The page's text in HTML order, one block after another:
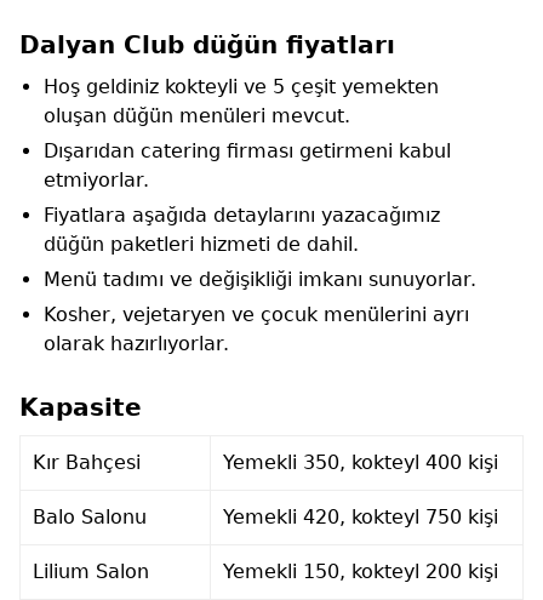
Dalyan Club düğün fiyatları
Hoş geldiniz kokteyli ve 5 çeşit yemekten
oluşan düğün menüleri mevcut.
Dışarıdan catering firması getirmeni kabul
etmiyorlar.
Fiyatlara aşağıda detaylarını yazacağımız
düğün paketleri hizmeti de dahil.
Menü tadımı ve değişikliği imkanı sunuyorlar.
Kosher, vejetaryen ve çocuk menülerini ayrı
olarak hazırlıyorlar.
Kapasite
Kır Bahçesi Yemekli 350, kokteyl 400 kişi
Balo Salonu Yemekli 420, kokteyl 750 kişi
Lilium Salon Yemekli 150, kokteyl 200 kişi